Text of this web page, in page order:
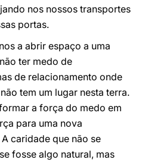
nos nossos transportes
portas.
a abrir espaço a uma
ter medo de
de relacionamento onde
tem um lugar nesta terra.
a força do medo em
para uma nova
caridade que não se
fosse algo natural, mas